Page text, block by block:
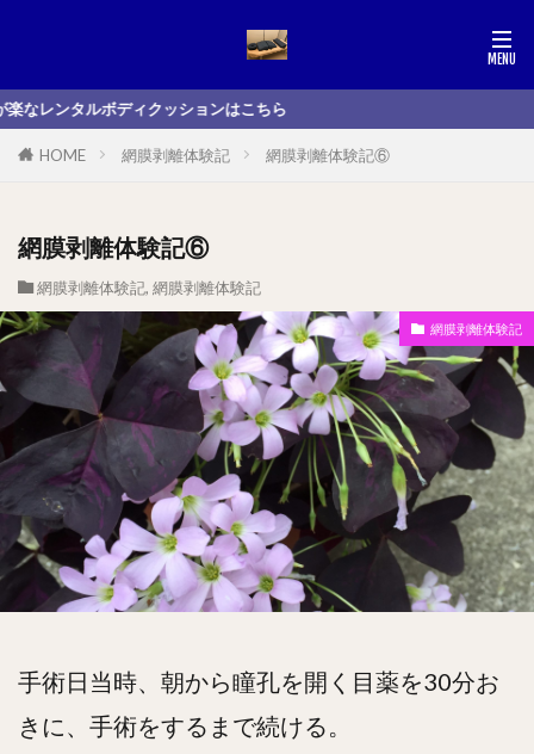
タルボディクッションはこちら
HOME 網膜剥離体験記 網膜剥離体験記⑥
網膜剥離体験記⑥
網膜剥離体験記, 網膜剥離体験記
網膜剥離体験記
手術日当時、朝から瞳孔を開く目薬を30分お
きに、手術をするまで続ける。